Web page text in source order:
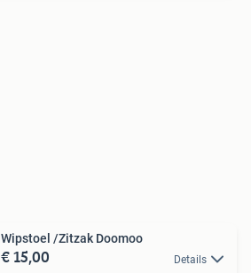
Wipstoel /Zitzak Doomoo
€ 15,00 Details